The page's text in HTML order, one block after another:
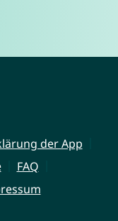
der App
FAQ